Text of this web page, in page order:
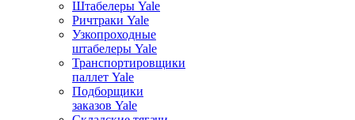
Штабелеры Yale
Ричтраки Yale
Узкопроходные
штабелеры Yale
Транспортировщики
паллет Yale
Подборщики
заказов Yale